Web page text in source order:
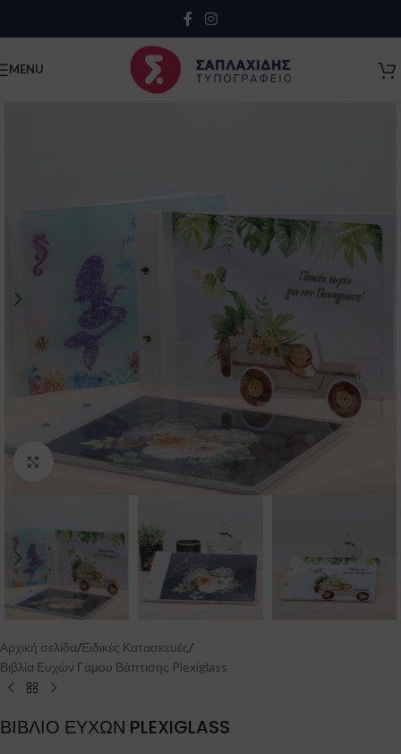
Κλείσιμο
MENU
Click to enlarge
Αρχική σελίδα/Ειδικές Κατασκευές/
Βιβλία Ευχών Γάμου Βάπτισης Plexiglass
ΒΙΒΛΙΟ ΕΥΧΩΝ PLEXIGLASS